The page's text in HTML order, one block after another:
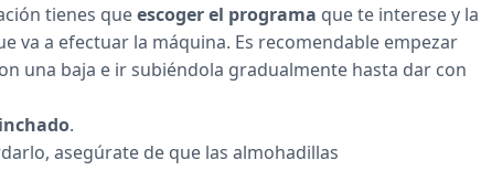
tienes queescoger el programa que te interese y la
va a efectuar la máquina. Es recomendable empezar
una baja e ir subiéndola gradualmente hasta dar con
.
asegúrate de que las almohadillas